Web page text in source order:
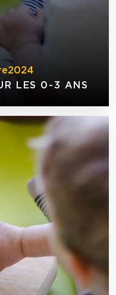
2024
LES 0-3 ANS